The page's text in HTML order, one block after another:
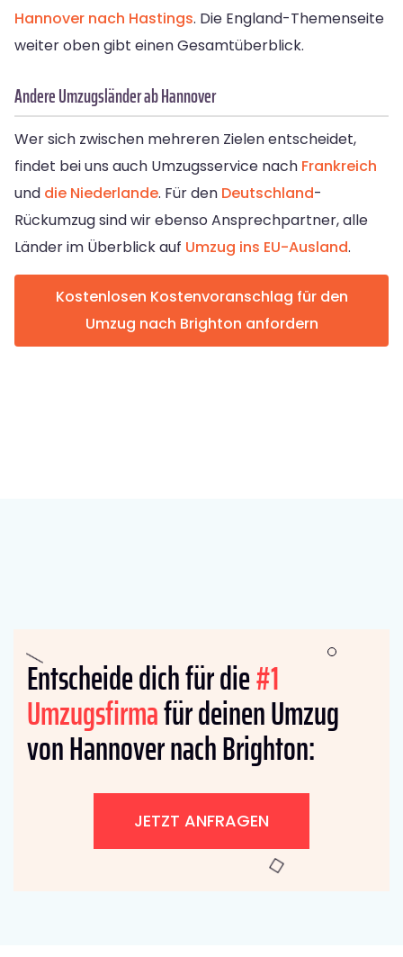
Hannover nach Hastings. Die England-Themenseite
weiter oben gibt einen Gesamtüberblick.
Andere Umzugsländer ab Hannover
Wer sich zwischen mehreren Zielen entscheidet,
findet bei uns auch Umzugsservice nach Frankreich
und die Niederlande. Für den Deutschland-
Rückumzug sind wir ebenso Ansprechpartner, alle
Länder im Überblick auf Umzug ins EU-Ausland.
Kostenlosen Kostenvoranschlag für den
Umzug nach Brighton anfordern
Entscheide dich für die#1
Umzugsfirmafür deinen Umzug
von Hannover nach Brighton:
JETZT ANFRAGEN